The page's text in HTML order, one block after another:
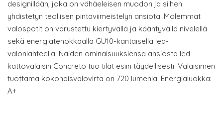
designillään, joka on vähäeleisen muodon ja siihen
yhdistetyn teollisen pintaviimeistelyn ansiota. Molemmat
valospotit on varustettu kiertyvällä ja kääntyvällä nivelellä
sekä energiatehokkaalla GU10-kantaisella led-
valonlähteellä. Näiden ominaisuuksiensa ansiosta led-
kattovalaisin Concreto tuo tilat esiin täydellisesti. Valaisimen
tuottama kokonaisvalovirta on 720 lumenia. Energialuokka:
A+